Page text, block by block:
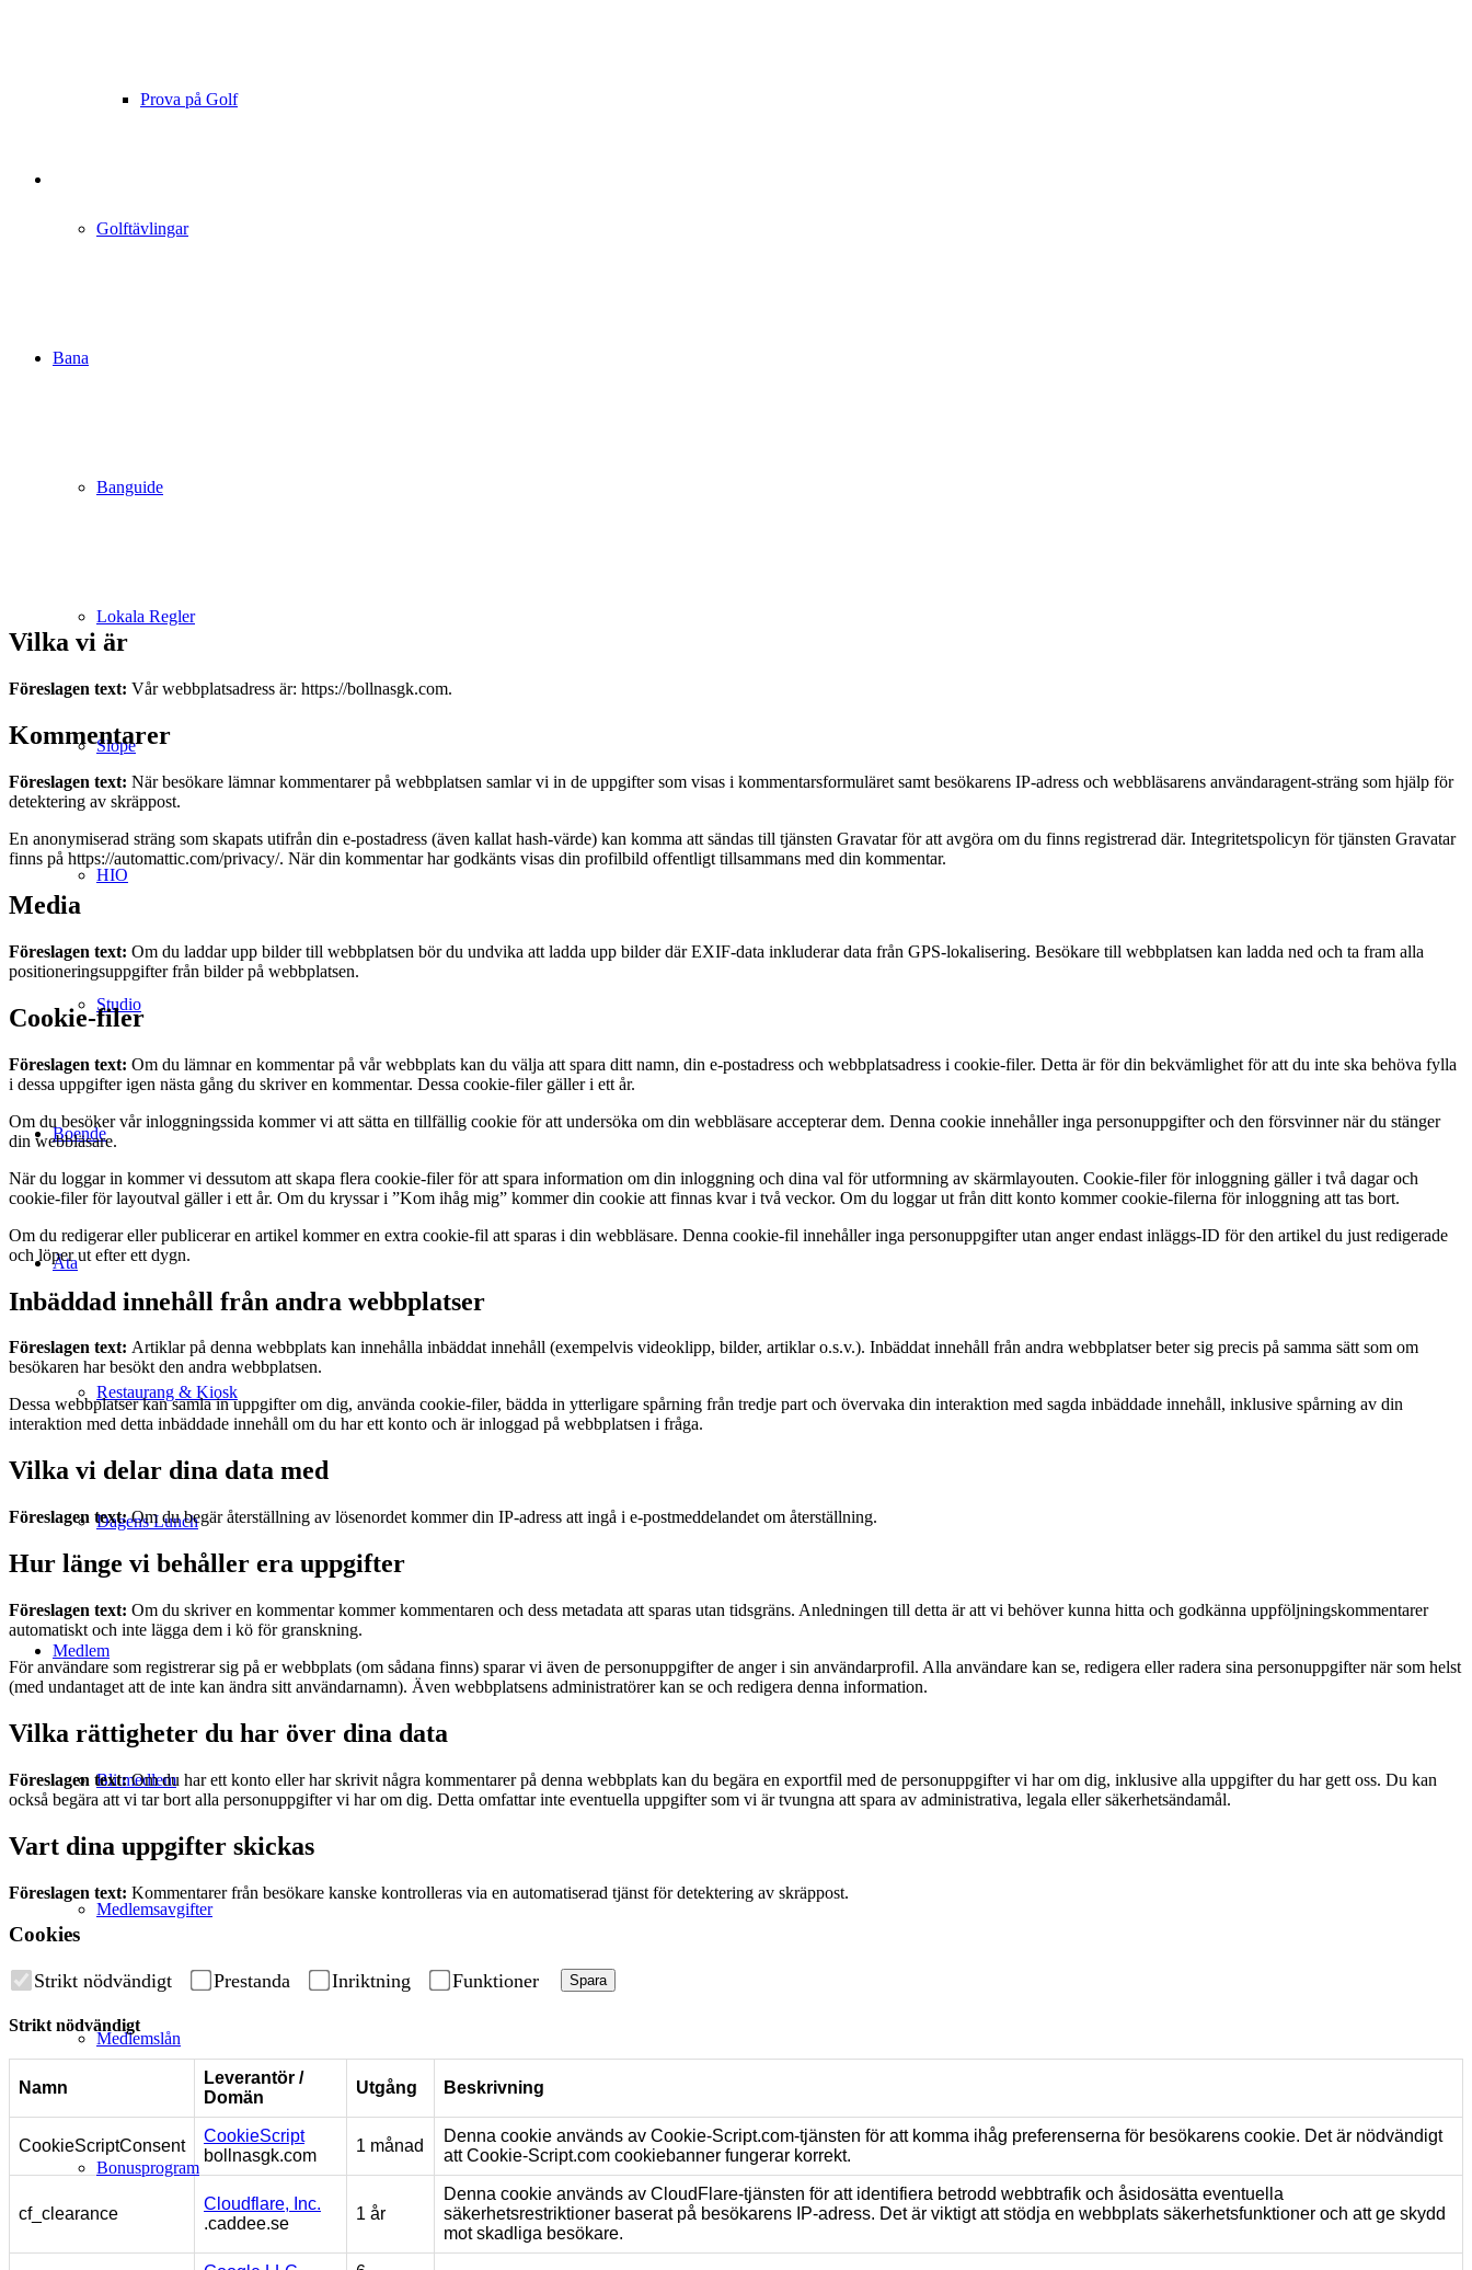
Prova på Golf
Golftävlingar
Bana
Banguide
Lokala Regler
Slope
HIO
Studio
Boende
Äta
Restaurang & Kiosk
Dagens Lunch
Medlem
Bli medlem
Medlemsavgifter
Medlemslån
Bonusprogram
Vilka vi är
Föreslagen text: Vår webbplatsadress är: https://bollnasgk.com.
Kommentarer
Föreslagen text: När besökare lämnar kommentarer på webbplatsen samlar vi in de uppgifter som visas i kommentarsformuläret samt besökarens IP-adress och webbläsarens användaragent-sträng som hjälp för
detektering av skräppost.
En anonymiserad sträng som skapats utifrån din e-postadress (även kallat hash-värde) kan komma att sändas till tjänsten Gravatar för att avgöra om du finns registrerad där. Integritetspolicyn för tjänsten Gravatar
finns på https://automattic.com/privacy/. När din kommentar har godkänts visas din profilbild offentligt tillsammans med din kommentar.
Media
Föreslagen text: Om du laddar upp bilder till webbplatsen bör du undvika att ladda upp bilder där EXIF-data inkluderar data från GPS-lokalisering. Besökare till webbplatsen kan ladda ned och ta fram alla
positioneringsuppgifter från bilder på webbplatsen.
Cookie-filer
Föreslagen text: Om du lämnar en kommentar på vår webbplats kan du välja att spara ditt namn, din e-postadress och webbplatsadress i cookie-filer. Detta är för din bekvämlighet för att du inte ska behöva fylla
i dessa uppgifter igen nästa gång du skriver en kommentar. Dessa cookie-filer gäller i ett år.
Om du besöker vår inloggningssida kommer vi att sätta en tillfällig cookie för att undersöka om din webbläsare accepterar dem. Denna cookie innehåller inga personuppgifter och den försvinner när du stänger
din webbläsare.
När du loggar in kommer vi dessutom att skapa flera cookie-filer för att spara information om din inloggning och dina val för utformning av skärmlayouten. Cookie-filer för inloggning gäller i två dagar och
cookie-filer för layoutval gäller i ett år. Om du kryssar i ”Kom ihåg mig” kommer din cookie att finnas kvar i två veckor. Om du loggar ut från ditt konto kommer cookie-filerna för inloggning att tas bort.
Om du redigerar eller publicerar en artikel kommer en extra cookie-fil att sparas i din webbläsare. Denna cookie-fil innehåller inga personuppgifter utan anger endast inläggs-ID för den artikel du just redigerade
och löper ut efter ett dygn.
Inbäddad innehåll från andra webbplatser
Föreslagen text: Artiklar på denna webbplats kan innehålla inbäddat innehåll (exempelvis videoklipp, bilder, artiklar o.s.v.). Inbäddat innehåll från andra webbplatser beter sig precis på samma sätt som om
besökaren har besökt den andra webbplatsen.
Dessa webbplatser kan samla in uppgifter om dig, använda cookie-filer, bädda in ytterligare spårning från tredje part och övervaka din interaktion med sagda inbäddade innehåll, inklusive spårning av din
interaktion med detta inbäddade innehåll om du har ett konto och är inloggad på webbplatsen i fråga.
Vilka vi delar dina data med
Föreslagen text:Om du begär återställning av lösenordet kommer din IP-adress att ingå i e-postmeddelandet om återställning.
Hur länge vi behåller era uppgifter
Föreslagen text: Om du skriver en kommentar kommer kommentaren och dess metadata att sparas utan tidsgräns. Anledningen till detta är att vi behöver kunna hitta och godkänna uppföljningskommentarer
automatiskt och inte lägga dem i kö för granskning.
För användare som registrerar sig på er webbplats (om sådana finns) sparar vi även de personuppgifter de anger i sin användarprofil. Alla användare kan se, redigera eller radera sina personuppgifter när som helst
(med undantaget att de inte kan ändra sitt användarnamn). Även webbplatsens administratörer kan se och redigera denna information.
Vilka rättigheter du har över dina data
Föreslagen text:Om du har ett konto eller har skrivit några kommentarer på denna webbplats kan du begära en exportfil med de personuppgifter vi har om dig, inklusive alla uppgifter du har gett oss. Du kan
också begära att vi tar bort alla personuppgifter vi har om dig. Detta omfattar inte eventuella uppgifter som vi är tvungna att spara av administrativa, legala eller säkerhetsändamål.
Vart dina uppgifter skickas
Föreslagen text: Kommentarer från besökare kanske kontrolleras via en automatiserad tjänst för detektering av skräppost.
Cookies
Strikt nödvändigt Prestanda Inriktning Funktioner Spara
Strikt nödvändigt
Namn
Leverantör /
Domän
Utgång Beskrivning
CookieScriptConsent
CookieScript
bollnasgk.com
1 månad
Denna cookie används av Cookie-Script.com-tjänsten för att komma ihåg preferenserna för besökarens cookie. Det är nödvändigt
att Cookie-Script.com cookiebanner fungerar korrekt.
cf_clearance
Cloudflare, Inc.
.caddee.se
1 år
Denna cookie används av CloudFlare-tjänsten för att identifiera betrodd webbtrafik och åsidosätta eventuella
säkerhetsrestriktioner baserat på besökarens IP-adress. Det är viktigt att stödja en webbplats säkerhetsfunktioner och att ge skydd
mot skadliga besökare.